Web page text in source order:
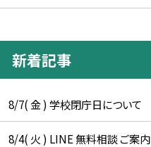
新着記事
8/7( 金 ) 学校閉庁日について
8/4( 火 ) LINE 無料相談 ご案内